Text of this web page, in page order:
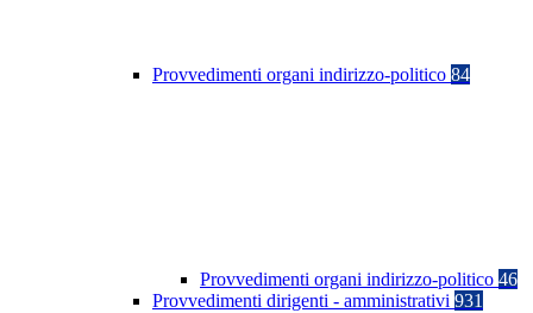
Provvedimenti organi indirizzo-politico 84
Provvedimenti organi indirizzo-politico 46
Provvedimenti dirigenti - amministrativi 931